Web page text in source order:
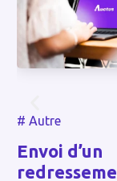
fiscal et